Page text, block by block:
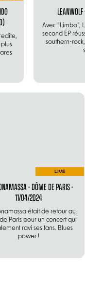
Avec "Limbo",
second EP
southern-
LIVE
- DÔME DE PARIS -
11/04/2024
était de retour au
Paris pour un concert qui
ravi ses fans. Blues
power !